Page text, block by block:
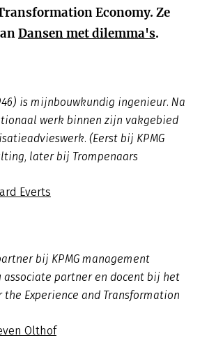
Economy. Ze
Dansen met dilemma's.
is mijnbouwkundig ingenieur. Na
werk binnen zijn vakgebied
(Eerst bij KPMG
later bij Trompenaars
Everts
bij KPMG management
associate partner en docent bij het
the Experience and Transformation
Olthof